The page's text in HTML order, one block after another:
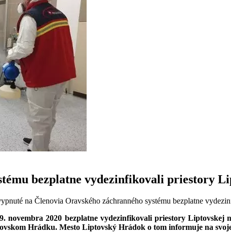
bezplatne vydezinfikovali priestory
na Členovia Oravského záchranného systému bezplatne
novembra 2020 bezplatne vydezinfikovali priestory
Hrádku. Mesto Liptovský Hrádok o tom informuje na